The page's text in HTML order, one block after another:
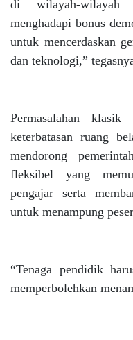
di wilayah-wilayah
menghadapi bonus
untuk mencerdaskan
dan teknologi,”
Permasalahan
keterbatasan ruang
mendorong
fleksibel yang
pengajar serta
untuk menampung
“Tenaga pendidik
memperbolehkan